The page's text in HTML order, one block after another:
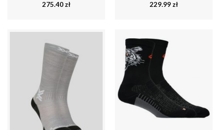
275.40zł 229.99zł